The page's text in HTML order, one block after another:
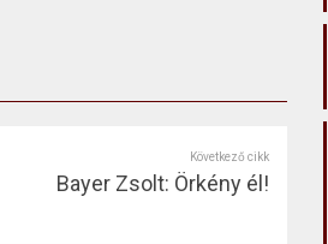
Következő cikk
Bayer Zsolt: Örkény él!